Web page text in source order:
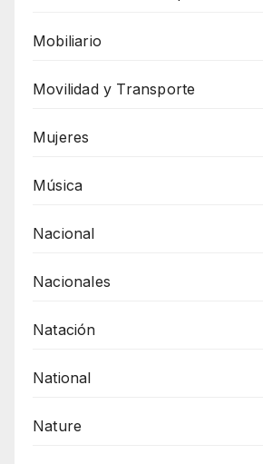
Mobiliario
Movilidad y Transporte
Mujeres
Música
Nacional
Nacionales
Natación
National
Nature